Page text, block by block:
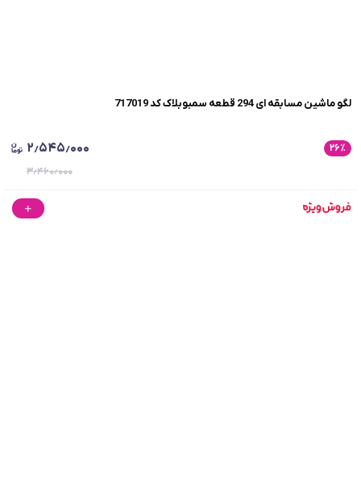
لگو ماشین مسابقه ای 294 قطعه سمبوبلاک کد 717019
۲۶٪ ۲٫۵۴۵٫۰۰۰
۳٫۴۶۰٫۰۰۰